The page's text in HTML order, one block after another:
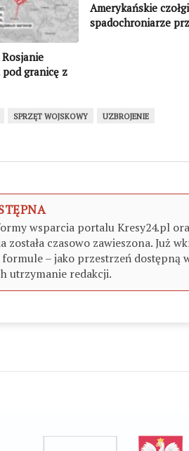
Rosjanie
granicę z
Amerykańskie
spadochroniarze
SPRZĘT WOJSKOWY UZBROJENIE
wsparcia portalu Kresy24.pl
czasowo zawieszona. Już
– jako przestrzeń dostępną
utrzymanie redakcji.